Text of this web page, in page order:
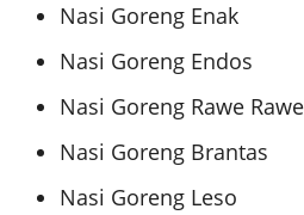
Nasi Goreng Enak
Nasi Goreng Endos
Nasi Goreng Rawe Rawe
Nasi Goreng Brantas
Nasi Goreng Leso